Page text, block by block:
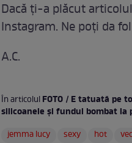
Dacă ţi-a plăcut
Instagram. Ne poți da
A.C.
În articolulFOTO / E tatuată pe
silicoanele și fundul bombat la
jemma lucy
sexy hot